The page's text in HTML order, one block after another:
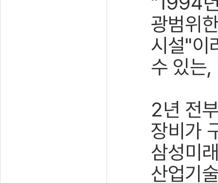
광범위
시설"이
수 있는
2년 전
장비가
삼성미
산업기